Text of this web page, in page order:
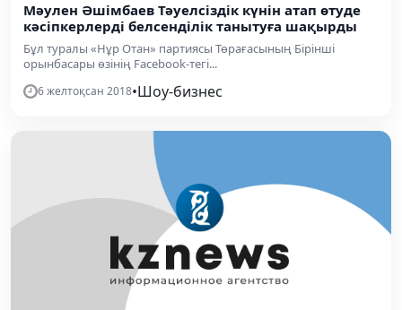
Мәулен Әшімбаев Тәуелсіздік күнін атап өтуде
кәсіпкерлерді белсенділік танытуға шақырды
Бұл туралы «Нұр Отан» партиясы Төрағасының Бірінші
орынбасары өзінің Facebook-тегі...
6 желтоқсан 2018•Шоу-бизнес